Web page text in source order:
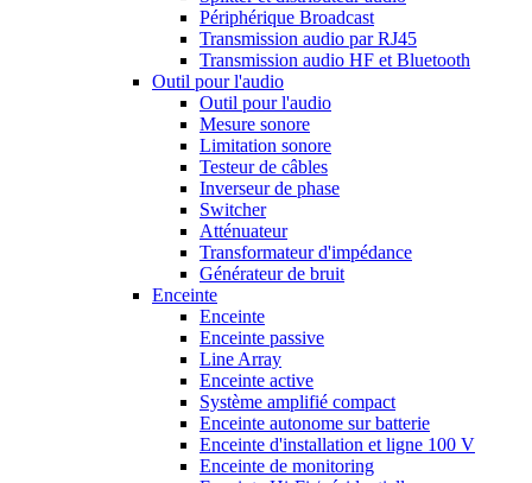
Périphérique Broadcast
Transmission audio par RJ45
Transmission audio HF et Bluetooth
Outil pour l'audio
Outil pour l'audio
Mesure sonore
Limitation sonore
Testeur de câbles
Inverseur de phase
Switcher
Atténuateur
Transformateur d'impédance
Générateur de bruit
Enceinte
Enceinte
Enceinte passive
Line Array
Enceinte active
Système amplifié compact
Enceinte autonome sur batterie
Enceinte d'installation et ligne 100 V
Enceinte de monitoring